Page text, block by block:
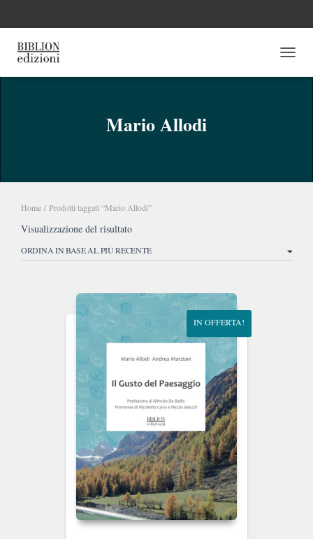
Mario Allodi
Home / Prodotti taggati “Mario Allodi”
Visualizzazione del risultato
IN OFFERTA!